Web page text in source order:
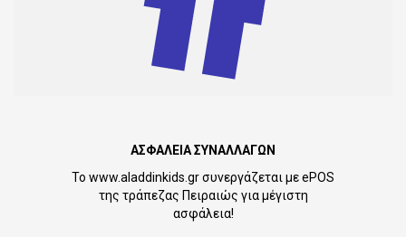
ΑΣΦΑΛΕΙΑ ΣΥΝΑΛΛΑΓΩΝ
Το www.aladdinkids.gr συνεργάζεται με ePOS
της τράπεζας Πειραιώς για μέγιστη
ασφάλεια!